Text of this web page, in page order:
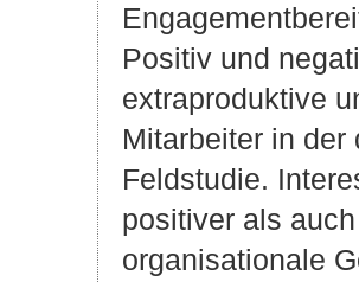
Positiv und
extraproduktive
Mitarbeiter in
Feldstudie.
positiver als
organisationale